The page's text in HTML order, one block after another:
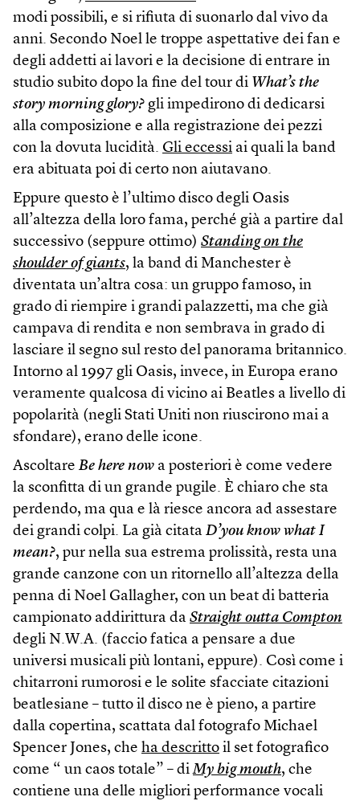
modi possibili, e si rifiuta di suonarlo dal vivo da
anni. Secondo Noel le troppe aspettative dei fan e
degli addetti ai lavori e la decisione di entrare in
studio subito dopo la fine del tour di What’s the
story morning glory? gli impedirono di dedicarsi
alla composizione e alla registrazione dei pezzi
con la dovuta lucidità. Gli eccessi ai quali la band
era abituata poi di certo non aiutavano.
Eppure questo è l’ultimo disco degli Oasis
all’altezza della loro fama, perché già a partire dal
successivo (seppure ottimo) Standing on the
shoulder of giants, la band di Manchester è
diventata un’altra cosa: un gruppo famoso, in
grado di riempire i grandi palazzetti, ma che già
campava di rendita e non sembrava in grado di
lasciare il segno sul resto del panorama britannico.
Intorno al 1997 gli Oasis, invece, in Europa erano
veramente qualcosa di vicino ai Beatles a livello di
popolarità (negli Stati Uniti non riuscirono mai a
sfondare), erano delle icone.
Ascoltare Be here now a posteriori è come vedere
la sconfitta di un grande pugile. È chiaro che sta
perdendo, ma qua e là riesce ancora ad assestare
dei grandi colpi. La già citata D’you know what I
mean?, pur nella sua estrema prolissità, resta una
grande canzone con un ritornello all’altezza della
penna di Noel Gallagher, con un beat di batteria
campionato addirittura da Straight outta Compton
degli N.W.A. (faccio fatica a pensare a due
universi musicali più lontani, eppure). Così come i
chitarroni rumorosi e le solite sfacciate citazioni
beatlesiane – tutto il disco ne è pieno, a partire
dalla copertina, scattata dal fotografo Michael
Spencer Jones, che ha descritto il set fotografico
come “ un caos totale” – diMy big mouth, che
contiene una delle migliori performance vocali